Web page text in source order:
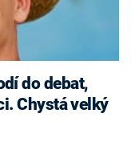
do debat,
Chystá velký